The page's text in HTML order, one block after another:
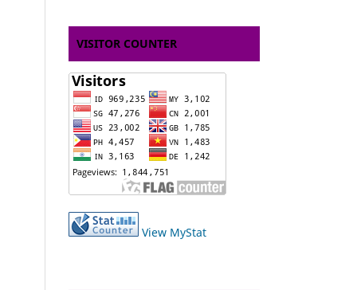
VISITOR COUNTER
View MyStat